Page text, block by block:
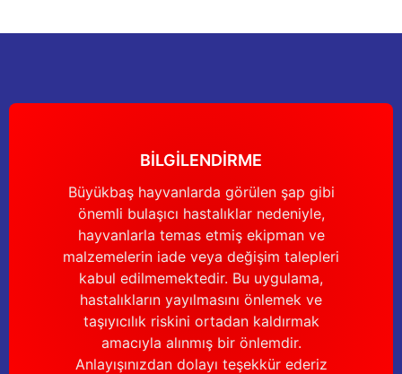
Bu ürüne benzer farklı alternatifler olmalı.
Gönder
BİLGİLENDİRME
Büyükbaş hayvanlarda görülen şap gibi
önemli bulaşıcı hastalıklar nedeniyle,
hayvanlarla temas etmiş ekipman ve
malzemelerin iade veya değişim talepleri
kabul edilmemektedir. Bu uygulama,
hastalıkların yayılmasını önlemek ve
taşıyıcılık riskini ortadan kaldırmak
amacıyla alınmış bir önlemdir.
Anlayışınızdan dolayı teşekkür ederiz